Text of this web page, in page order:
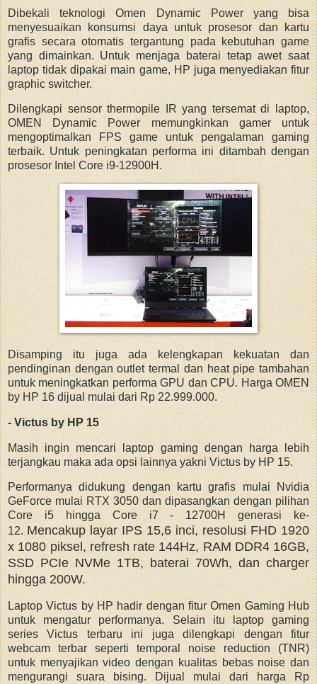
Dibekali teknologi Omen Dynamic Power yang bisa
menyesuaikan konsumsi daya untuk prosesor dan kartu
grafis secara otomatis tergantung pada kebutuhan game
yang dimainkan. Untuk menjaga baterai tetap awet saat
laptop tidak dipakai main game, HP juga menyediakan fitur
graphic switcher.
Dilengkapi sensor thermopile IR yang tersemat di laptop,
OMEN Dynamic Power memungkinkan gamer untuk
mengoptimalkan FPS game untuk pengalaman gaming
terbaik. Untuk peningkatan performa ini ditambah dengan
prosesor Intel Core i9-12900H.
Disamping itu juga ada kelengkapan kekuatan dan
pendinginan dengan outlet termal dan heat pipe tambahan
untuk meningkatkan performa GPU dan CPU. Harga OMEN
by HP 16 dijual mulai dari Rp 22.999.000.
- Victus by HP 15
Masih ingin mencari laptop gaming dengan harga lebih
terjangkau maka ada opsi lainnya yakni Victus by HP 15.
Performanya didukung dengan kartu grafis mulai Nvidia
GeForce mulai RTX 3050 dan dipasangkan dengan pilihan
Core i5 hingga Core i7 - 12700H generasi ke-
12. Mencakup layar IPS 15,6 inci, resolusi FHD 1920
x 1080 piksel, refresh rate 144Hz, RAM DDR4 16GB,
SSD PCIe NVMe 1TB, baterai 70Wh, dan charger
hingga 200W.
Laptop Victus by HP hadir dengan fitur Omen Gaming Hub
untuk mengatur performanya. Selain itu laptop gaming
series Victus terbaru ini juga dilengkapi dengan fitur
webcam terbar seperti temporal noise reduction (TNR)
untuk menyajikan video dengan kualitas bebas noise dan
mengurangi suara bising. Dijual mulai dari harga Rp